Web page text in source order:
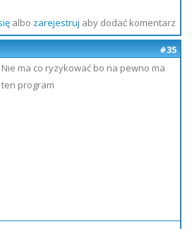
albo zarejestruj aby dodać komentarz
#35
Nie ma co ryzykować bo na pewno ma
ten program